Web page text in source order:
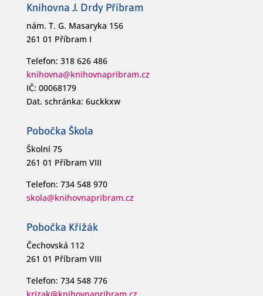
Knihovna J. Drdy Příbram
nám. T. G. Masaryka 156
261 01 Příbram I
Telefon: 318 626 486
knihovna@knihovnapribram.cz
IČ: 00068179
Dat. schránka: 6uckkxw
Pobočka Škola
Školní 75
261 01 Příbram VIII
Telefon: 734 548 970
skola@knihovnapribram.cz
Pobočka Křižák
Čechovská 112
261 01 Příbram VIII
Telefon: 734 548 776
krizak@knihovnapribram.cz